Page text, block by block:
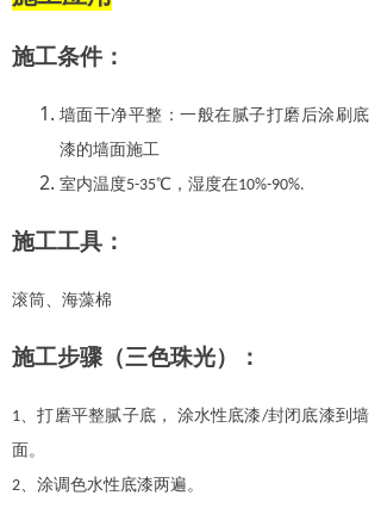
施工条件：
墙面干净平整：一般在腻子打磨后涂刷底
漆的墙面施工
室内温度5-35℃，湿度在10%-90%.
施工工具：
滚筒、海藻棉
施工步骤（三色珠光）：
1 、打磨平整腻子底， 涂水性底漆/封闭底漆到墙
面。
2 、涂调色水性底漆两遍。